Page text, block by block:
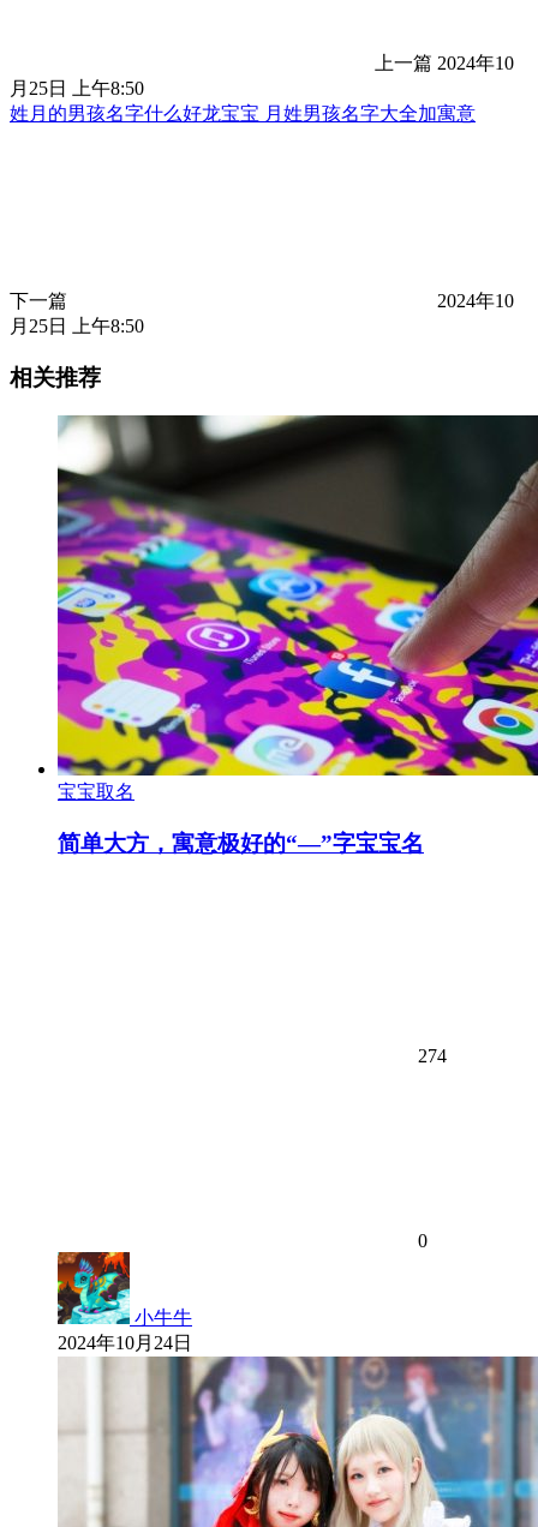
上一篇 2024年10
月25日 上午8:50
姓月的男孩名字什么好龙宝宝 月姓男孩名字大全加寓意
下一篇
2024年10
月25日 上午8:50
相关推荐
宝宝取名
简单大方，寓意极好的“—”字宝宝名
274
0
小牛牛
2024年10月24日